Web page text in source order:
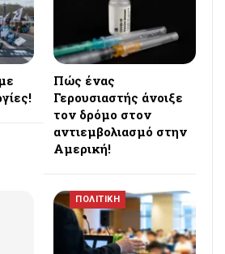
Πώς ένας
Γερουσιαστής άνοιξε
τον δρόμο στον
αντιεμβολιασμό στην
Αμερική!
ΠΟΛΙΤΙΚΗ